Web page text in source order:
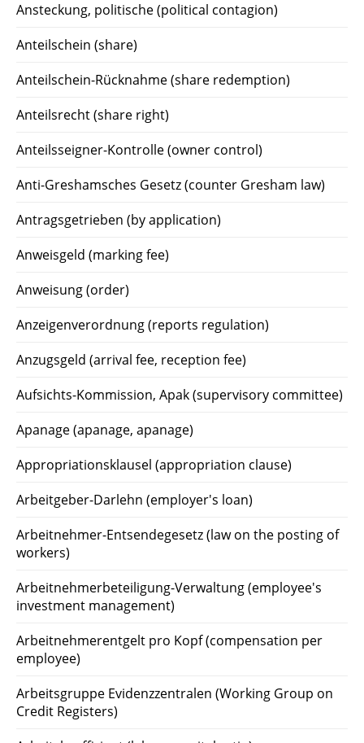
Ansteckung, politische (political contagion)
Anteilschein (share)
Anteilschein-Rücknahme (share redemption)
Anteilsrecht (share right)
Anteilsseigner-Kontrolle (owner control)
Anti-Greshamsches Gesetz (counter Gresham law)
Antragsgetrieben (by application)
Anweisgeld (marking fee)
Anweisung (order)
Anzeigenverordnung (reports regulation)
Anzugsgeld (arrival fee, reception fee)
Aufsichts-Kommission, Apak (supervisory committee)
Apanage (apanage, apanage)
Appropriationsklausel (appropriation clause)
Arbeitgeber-Darlehn (employer's loan)
Arbeitnehmer-Entsendegesetz (law on the posting of
workers)
Arbeitnehmerbeteiligung-Verwaltung (employee's
investment management)
Arbeitnehmerentgelt pro Kopf (compensation per
employee)
Arbeitsgruppe Evidenzzentralen (Working Group on
Credit Registers)